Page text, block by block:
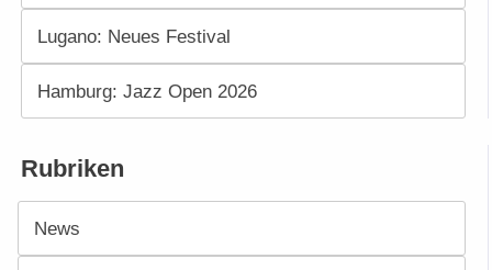
Lugano: Neues Festival
Hamburg: Jazz Open 2026
Rubriken
News